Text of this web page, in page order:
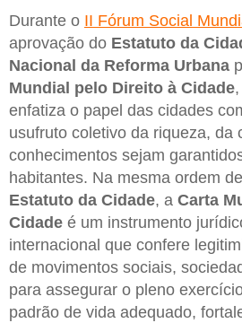
Durante o II Fórum Social
aprovação do Estatuto da
Nacional da Reforma Urbana
Mundial pelo Direito à Cidade
enfatiza o papel das cidades
usufruto coletivo da riqueza, da
conhecimentos sejam
habitantes. Na mesma ordem
Estatuto da Cidade, a Carta
Cidade é um instrumento
internacional que confere
de movimentos sociais,
para assegurar o pleno
padrão de vida adequado,